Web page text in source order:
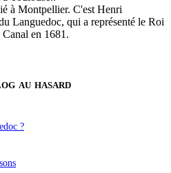
à Montpellier. C'est Henri
Languedoc, qui a représenté le Roi
en 1681.
au hasard
?